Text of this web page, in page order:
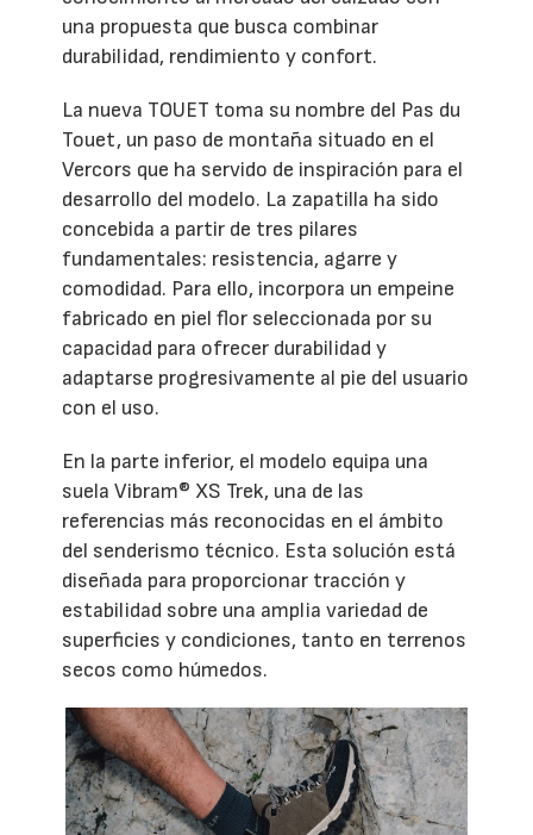
una propuesta que busca combinar
durabilidad, rendimiento y confort.
La nueva TOUET toma su nombre del Pas du
Touet, un paso de montaña situado en el
Vercors que ha servido de inspiración para el
desarrollo del modelo. La zapatilla ha sido
concebida a partir de tres pilares
fundamentales: resistencia, agarre y
comodidad. Para ello, incorpora un empeine
fabricado en piel flor seleccionada por su
capacidad para ofrecer durabilidad y
adaptarse progresivamente al pie del usuario
con el uso.
En la parte inferior, el modelo equipa una
suela Vibram® XS Trek, una de las
referencias más reconocidas en el ámbito
del senderismo técnico. Esta solución está
diseñada para proporcionar tracción y
estabilidad sobre una amplia variedad de
superficies y condiciones, tanto en terrenos
secos como húmedos.